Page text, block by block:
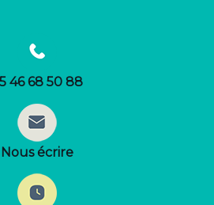
46 68 50 88
Nous écrire